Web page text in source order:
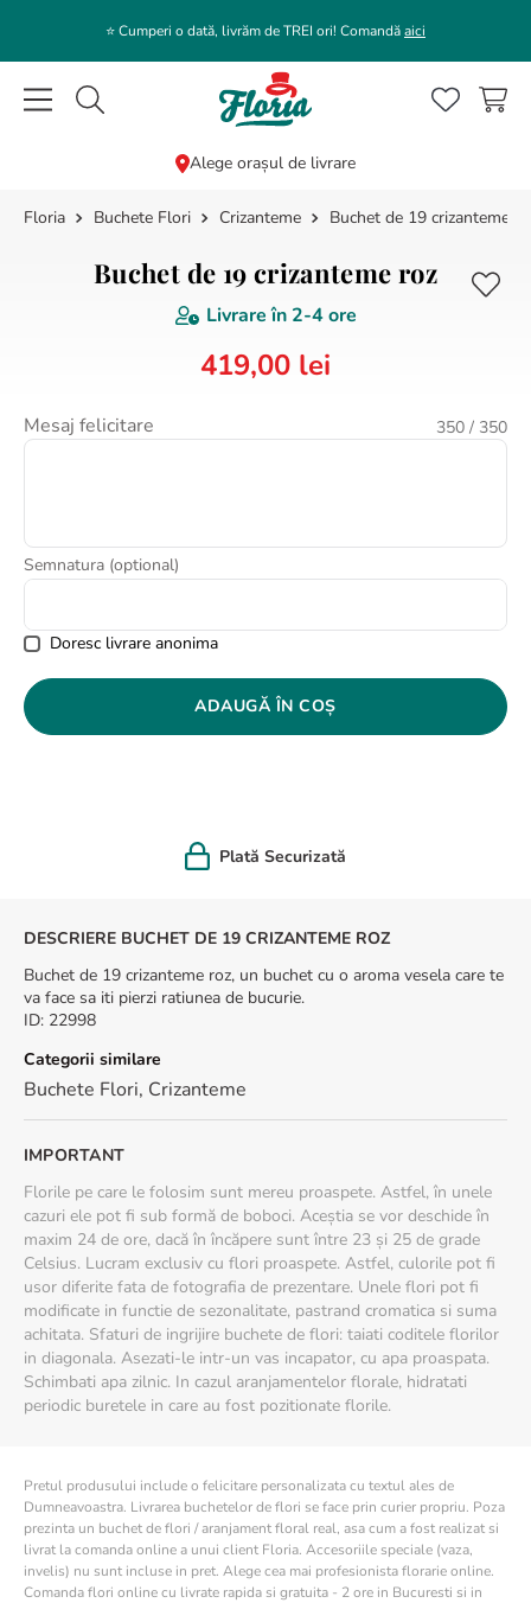
⭐️ Cumperi o dată, livrăm de TREI ori! Comandăaici
Caută flori, plante, cadouri...
Alege orașul de livrare
Buchete Flori Crizanteme Buchet de 19 crizanteme
Buchet de 19 crizanteme roz
Livrare în 2-4 ore
419,00 lei
Mesaj felicitare 350 / 350
Semnatura (optional)
Doresc livrare anonima
ADAUGĂ ÎN COȘ
Plată Securizată
DESCRIERE BUCHET DE 19 CRIZANTEME ROZ
Buchet de 19 crizanteme roz, un buchet cu o aroma vesela care te
va face sa iti pierzi ratiunea de bucurie.
ID: 22998
Categorii similare
Buchete Flori, Crizanteme
IMPORTANT
Florile pe care le folosim sunt mereu proaspete. Astfel, în unele
cazuri ele pot fi sub formă de boboci. Aceștia se vor deschide în
maxim 24 de ore, dacă în încăpere sunt între 23 și 25 de grade
Celsius. Lucram exclusiv cu flori proaspete. Astfel, culorile pot fi
usor diferite fata de fotografia de prezentare. Unele flori pot fi
modificate in functie de sezonalitate, pastrand cromatica si suma
achitata. Sfaturi de ingrijire buchete de flori: taiati coditele florilor
in diagonala. Asezati-le intr-un vas incapator, cu apa proaspata.
Schimbati apa zilnic. In cazul aranjamentelor florale, hidratati
periodic buretele in care au fost pozitionate florile.
Pretul produsului include o felicitare personalizata cu textul ales de
Dumneavoastra. Livrarea buchetelor de flori se face prin curier propriu. Poza
prezinta un buchet de flori / aranjament floral real, asa cum a fost realizat si
livrat la comanda online a unui client Floria. Accesoriile speciale (vaza,
invelis) nu sunt incluse in pret. Alege cea mai profesionista florarie online.
Comanda flori online cu livrate rapida si gratuita - 2 ore in Bucuresti si in
CĂUTĂRI POPULARE
5.
buchet lalele
8.
buchet crini
9
10. crin